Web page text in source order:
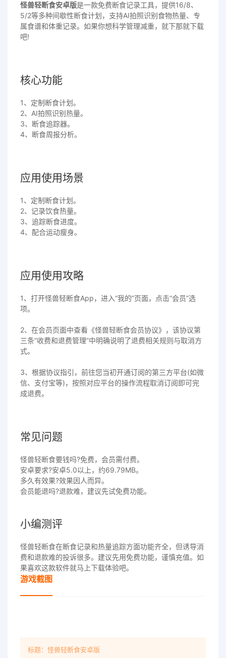
怪兽轻断食安卓版是一款免费断食记录工具，提供16/8、
5/2等多种间歇性断食计划，支持AI拍照识别食物热量、专
属食谱和体重记录。如果你想科学管理减重，就下那就下载
吧!
核心功能
1、定制断食计划。
2、AI拍照识别热量。
3、断食追踪器。
4、断食周报分析。
应用使用场景
1、定制断食计划。
2、记录饮食热量。
3、追踪断食进度。
4、配合运动瘦身。
应用使用攻略
1、打开怪兽轻断食App，进入“我的”页面，点击“会员”选
项。
2、在会员页面中查看《怪兽轻断食会员协议》，该协议第
三条“收费和退费管理”中明确说明了退费相关规则与取消方
式。
3、根据协议指引，前往您当初开通订阅的第三方平台(如微
信、支付宝等)，按照对应平台的操作流程取消订阅即可完
成退费。
常见问题
怪兽轻断食要钱吗?免费，会员需付费。
安卓要求?安卓5.0以上，约69.79MB。
多久有效果?效果因人而异。
会员能退吗?退款难，建议先试免费功能。
小编测评
怪兽轻断食在断食记录和热量追踪方面功能齐全，但诱导消
费和退款难的投诉很多。建议先用免费功能，谨慎充值。如
果喜欢这款软件就马上下载体验吧。
游戏截图
标题：怪兽轻断食安卓版